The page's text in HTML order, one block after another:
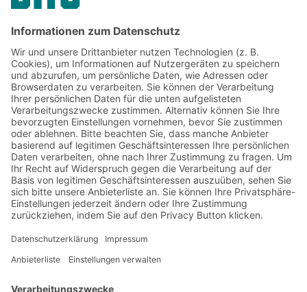
Jetzt beim BITO Newsletter
anmelden:
Lager- & Logistiknews
Exklusive Rabatte
Neuheiten
Newsletter abonnieren
Lösungen